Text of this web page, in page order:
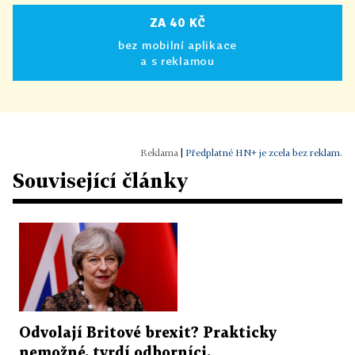
ZA 40 KČ
bez mobilní aplikace
a s reklamou
| Předplatné HN+ je zcela bez reklam.
Související články
Odvolají Britové brexit? Prakticky